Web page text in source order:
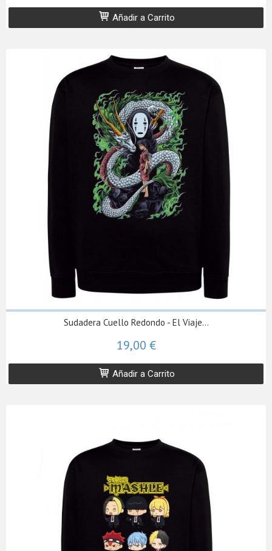
Añadir a Carrito
Sudadera Cuello Redondo - El Viaje...
19,00 €
Añadir a Carrito